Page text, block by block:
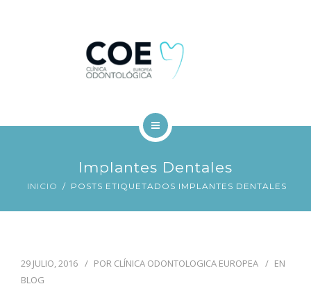
FINANCIACIÓN
TRATAMIENTOS DENTALES
BLOG
Implantes Dentales
INICIO POSTS ETIQUETADOS IMPLANTES DENTALES
29 JULIO, 2016 POR CLÍNICA ODONTOLOGICA EUROPEA
EN
BLOG